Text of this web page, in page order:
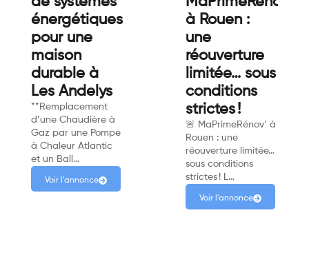
énergétiques
pour une
maison
durable à
Les Andelys
**Remplacement
d’une Chaudière à
Gaz par une Pompe
à Chaleur Atlantic
et un Ball…
Voir l'annonce
à Rouen :
une
réouverture
limitée… sous
conditions
strictes !
🚨 MaPrimeRénov’ à
Rouen : une
réouverture limitée…
sous conditions
strictes ! L…
Voir l'annonce